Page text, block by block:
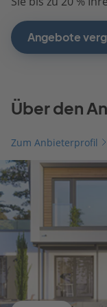
Angebote
Über den
Zum Anbieterprofil